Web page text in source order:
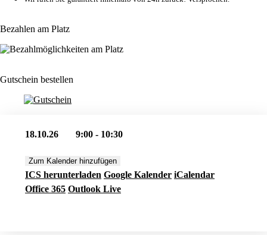
Bezahlen am Platz
Gutschein bestellen
18.10.26 9:00 - 10:30
Zum Kalender hinzufügen
ICS herunterladen Google Kalender iCalendar
Office 365 Outlook Live